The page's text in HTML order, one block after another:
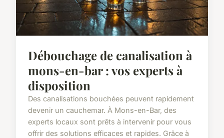
Débouchage de canalisation à
mons-en-bar : vos experts à
disposition
Des canalisations bouchées peuvent rapidement
devenir un cauchemar. À Mons-en-Bar, des
experts locaux sont prêts à intervenir pour vous
offrir des solutions efficaces et rapides. Grâce à